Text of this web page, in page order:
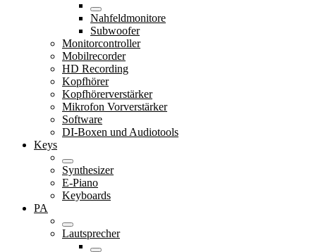
Nahfeldmonitore
Subwoofer
Monitorcontroller
Mobilrecorder
HD Recording
Kopfhörer
Kopfhörerverstärker
Mikrofon Vorverstärker
Software
DI-Boxen und Audiotools
Keys
Synthesizer
E-Piano
Keyboards
PA
Lautsprecher